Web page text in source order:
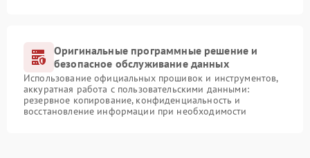
Оригинальные программные решение и
безопасное обслуживание данных
Использование официальных прошивок и инструментов,
аккуратная работа с пользовательскими данными:
резервное копирование, конфиденциальность и
восстановление информации при необходимости